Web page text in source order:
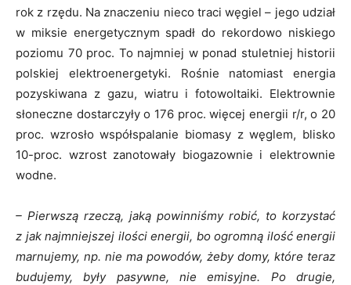
rok z rzędu. Na znaczeniu nieco traci węgiel – jego udział
w miksie energetycznym spadł do rekordowo niskiego
poziomu 70 proc. To najmniej w ponad stuletniej historii
polskiej elektroenergetyki. Rośnie natomiast energia
pozyskiwana z gazu, wiatru i fotowoltaiki. Elektrownie
słoneczne dostarczyły o 176 proc. więcej energii r/r, o 20
proc. wzrosło współspalanie biomasy z węglem, blisko
10-proc. wzrost zanotowały biogazownie i elektrownie
wodne.
– Pierwszą rzeczą, jaką powinniśmy robić, to korzystać
z jak najmniejszej ilości energii, bo ogromną ilość energii
marnujemy, np. nie ma powodów, żeby domy, które teraz
budujemy, były pasywne, nie emisyjne. Po drugie,